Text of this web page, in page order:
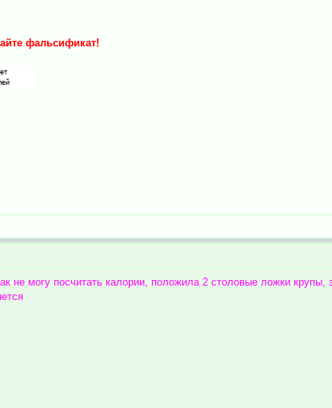
фальсификат!
не могу посчитать калории, положила 2 столовые ложки